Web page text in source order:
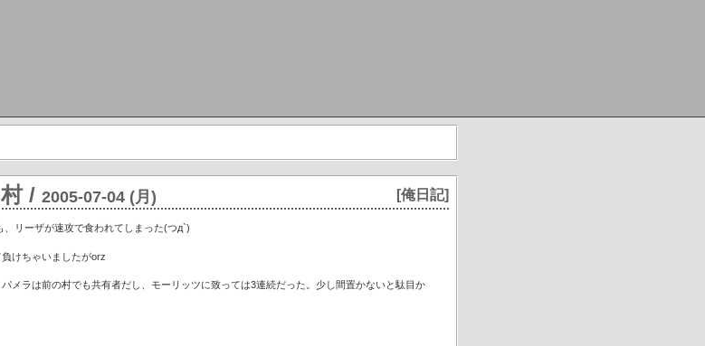
[俺日記]
/ 2005-07-04 (月)
リーザが速攻で食われてしまった(つд`)
けちゃいましたがorz
メラは前の村でも共有者だし、モーリッツに致っては3連続だった。少し間置かないと駄目か